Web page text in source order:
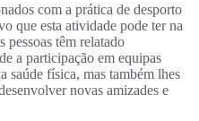
com a prática de desporto
que esta atividade pode ter na
têm relatado
a participação em equipas
saúde física, mas também lhes
novas amizades e